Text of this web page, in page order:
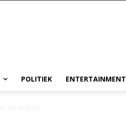
POLITIEK ENTERTAINMENT